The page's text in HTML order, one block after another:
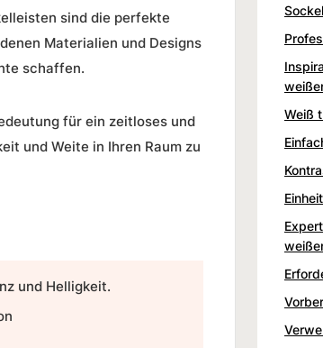
sind die perfekte
Materialien und Designs
schaffen.
für ein zeitloses und
und Weite in Ihren Raum zu
und Helligkeit.
Weiß